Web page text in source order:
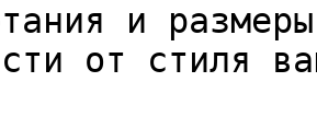
и
от стиля